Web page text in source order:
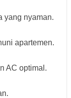
yang nyaman.
apartemen.
AC optimal.